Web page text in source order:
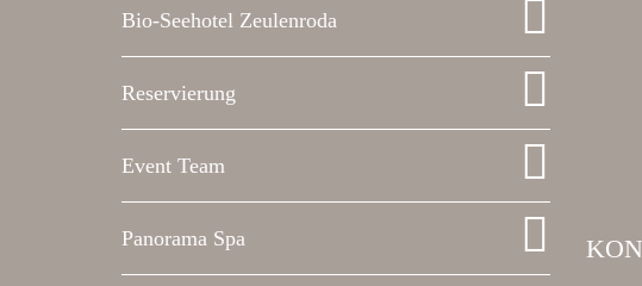
Bio-Seehotel Zeulenroda
Reservierung
Event Team
Panorama Spa